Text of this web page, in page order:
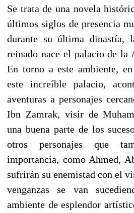
Se trata de una novela
últimos siglos de presencia
durante su última dinastía,
reinado nace el palacio de la
En torno a este ambiente,
este increíble palacio,
aventuras a personajes
Ibn Zamrak, visir de
una buena parte de los
otros personajes que
importancia, como Ahmed,
sufrirán su enemistad con el
venganzas se van
ambiente de esplendor